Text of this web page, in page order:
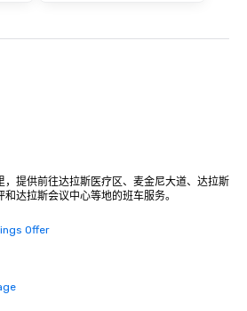
，提供前往达拉斯医疗区、麦金尼大道、达拉斯
达拉斯会议中心等地的班车服务。
Offer